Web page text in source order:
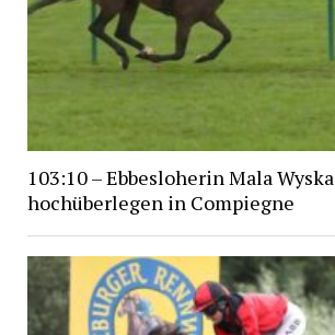
103:10 – Ebbesloherin Mala Wyska
hochüberlegen in Compiegne